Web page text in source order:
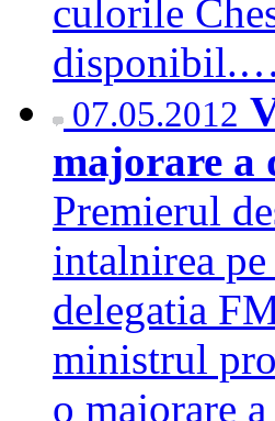
culorile
disponibil.…
07.05.2012
majorare a
Premierul
intalnirea
delegatia
ministrul
o majorare